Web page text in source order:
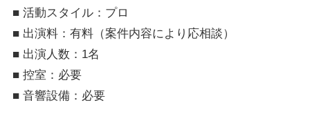
■ 活動スタイル：プロ
■ 出演料：有料（案件内容により応相談）
■ 出演人数：1名
■ 控室：必要
■ 音響設備：必要